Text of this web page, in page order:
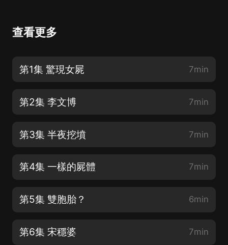
查看更多
第1集 驚現女屍 7min
第2集 李文博 7min
第3集 半夜挖墳 7min
第4集 一樣的屍體 7min
第5集 雙胞胎？ 6min
第6集 宋穩婆 7min